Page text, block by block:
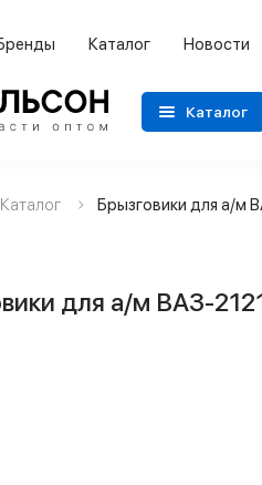
Каталог Новости
Каталог
Каталог Брызговики для а/м
для а/м ВАЗ-